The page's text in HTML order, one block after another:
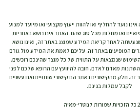
נועד להחליף ואו להוות ייעוץ מקצועי ואו מיועד למנוע
ואו מחלות מכל סוג שהם. האתר אינו נושא באחריות
לאחר קריאת המידע שמוצג באתר זה, ואינו נושא
המופיעים באתר זה. עליכם לאמת את המידע מול גורם
שנמצאות על התווית של כל מוצר שהינכם רוכשים.
מאדם לאדם. חובה להיוועץ עם הרופא שלכם לפני
זה. חלק מהקישורים באתר הם קישורי שותפים ואנו עשויים
לקבל עמלות בגינם.